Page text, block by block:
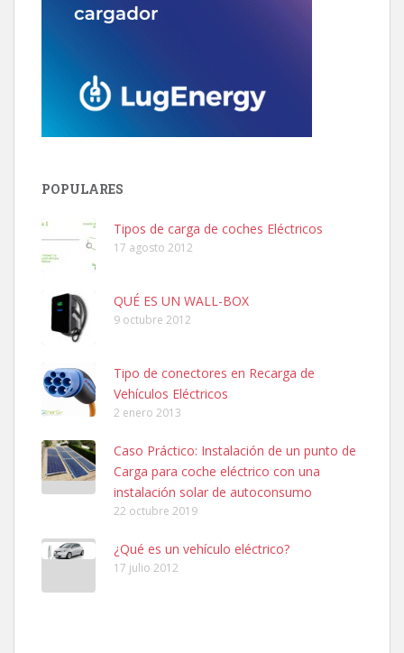
POPULARES
Tipos de carga de coches Eléctricos
17 agosto 2012
QUÉ ES UN WALL-BOX
9 octubre 2012
Tipo de conectores en Recarga de
Vehículos Eléctricos
2 enero 2013
Caso Práctico: Instalación de un punto de
Carga para coche eléctrico con una
instalación solar de autoconsumo
22 octubre 2019
¿Qué es un vehículo eléctrico?
17 julio 2012